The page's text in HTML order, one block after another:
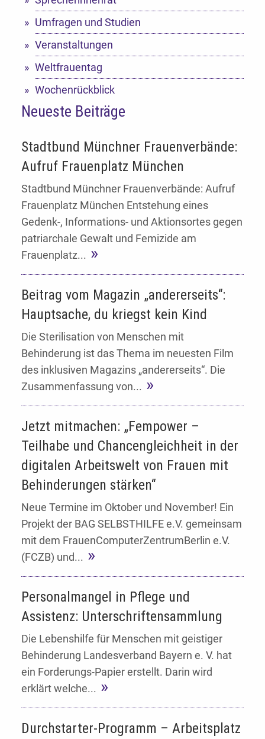
Umfragen und Studien
Veranstaltungen
Weltfrauentag
Wochenrückblick
Neueste Beiträge
Stadtbund Münchner Frauenverbände:
Aufruf Frauenplatz München
Stadtbund Münchner Frauenverbände: Aufruf
Frauenplatz München Entstehung eines
Gedenk-, Informations- und Aktionsortes gegen
patriarchale Gewalt und Femizide am
Frauenplatz...
Beitrag vom Magazin „andererseits“:
Hauptsache, du kriegst kein Kind
Die Sterilisation von Menschen mit
Behinderung ist das Thema im neuesten Film
des inklusiven Magazins „andererseits“. Die
Zusammenfassung von...
Jetzt mitmachen: „Fempower –
Teilhabe und Chancengleichheit in der
digitalen Arbeitswelt von Frauen mit
Behinderungen stärken“
Neue Termine im Oktober und November! Ein
Projekt der BAG SELBSTHILFE e.V. gemeinsam
mit dem FrauenComputerZentrumBerlin e.V.
(FCZB) und...
Personalmangel in Pflege und
Assistenz: Unterschriftensammlung
Die Lebenshilfe für Menschen mit geistiger
Behinderung Landesverband Bayern e. V. hat
ein Forderungs-Papier erstellt. Darin wird
erklärt welche...
Durchstarter-Programm – Arbeitsplatz